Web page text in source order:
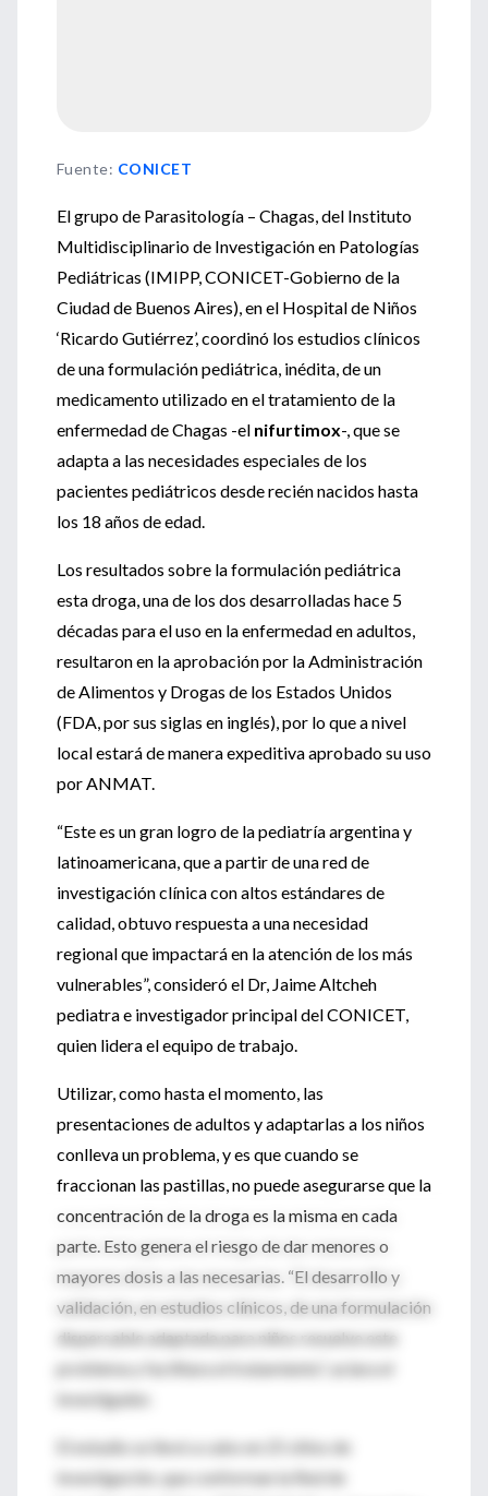
Fuente: CONICET
El grupo de Parasitología – Chagas, del Instituto
Multidisciplinario de Investigación en Patologías
Pediátricas (IMIPP, CONICET-Gobierno de la
Ciudad de Buenos Aires), en el Hospital de Niños
‘Ricardo Gutiérrez’, coordinó los estudios clínicos
de una formulación pediátrica, inédita, de un
medicamento utilizado en el tratamiento de la
enfermedad de Chagas -el nifurtimox-, que se
adapta a las necesidades especiales de los
pacientes pediátricos desde recién nacidos hasta
los 18 años de edad.
Los resultados sobre la formulación pediátrica
esta droga, una de los dos desarrolladas hace 5
décadas para el uso en la enfermedad en adultos,
resultaron en la aprobación por la Administración
de Alimentos y Drogas de los Estados Unidos
(FDA, por sus siglas en inglés), por lo que a nivel
local estará de manera expeditiva aprobado su uso
por ANMAT.
“Este es un gran logro de la pediatría argentina y
latinoamericana, que a partir de una red de
investigación clínica con altos estándares de
calidad, obtuvo respuesta a una necesidad
regional que impactará en la atención de los más
vulnerables”, consideró el Dr, Jaime Altcheh
pediatra e investigador principal del CONICET,
quien lidera el equipo de trabajo.
Utilizar, como hasta el momento, las
presentaciones de adultos y adaptarlas a los niños
conlleva un problema, y es que cuando se
fraccionan las pastillas, no puede asegurarse que la
concentración de la droga es la misma en cada
parte. Esto genera el riesgo de dar menores o
mayores dosis a las necesarias. “El desarrollo y
validación, en estudios clínicos, de una formulación
dispersable adaptada para niños resuelve este
problema y facilitara el tratamiento”, aclara el
investigador.
El estudio se llevó a cabo en 25 sitios de
investigación, que conforman la Red de